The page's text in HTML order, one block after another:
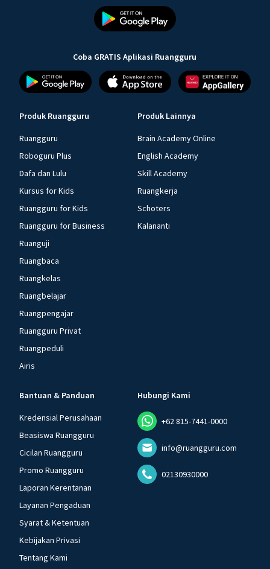
Coba GRATIS Aplikasi Ruangguru
Produk Ruangguru
Ruangguru
Roboguru Plus
Dafa dan Lulu
Kursus for Kids
Ruangguru for Kids
Ruangguru for Business
Ruanguji
Ruangbaca
Ruangkelas
Ruangbelajar
Ruangpengajar
Ruangguru Privat
Ruangpeduli
Airis
Produk Lainnya
Brain Academy Online
English Academy
Skill Academy
Ruangkerja
Schoters
Kalananti
Bantuan & Panduan
Kredensial Perusahaan
Beasiswa Ruangguru
Cicilan Ruangguru
Promo Ruangguru
Laporan Kerentanan
Layanan Pengaduan
Syarat & Ketentuan
Kebijakan Privasi
Tentang Kami
Hubungi Kami
+62 815-7441-0000
info@ruangguru.com
02130930000